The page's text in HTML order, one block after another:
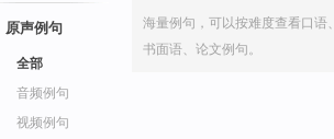
原声例句
全部
音频例句
视频例句
海量例句，可以按难度查看口语、
书面语、论文例句。